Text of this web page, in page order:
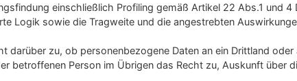
einschließlich Profiling gemäß Artikel 22 Abs.1 und
Logik sowie die Tragweite und die angestrebten
darüber zu, ob personenbezogene Daten an ein Drittland oder
betroffenen Person im Übrigen das Recht zu, Auskunft über